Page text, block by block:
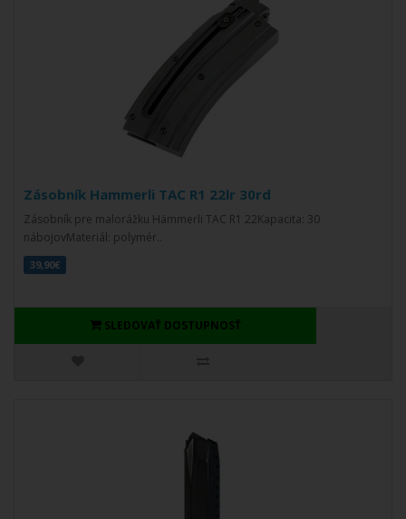
Zásobník Hammerli TAC R1 22lr 30rd
Zásobník pre malorážku Hämmerli TAC R1 22Kapacita: 30
nábojovMateriál: polymér..
39,90€
SLEDOVAŤ DOSTUPNOSŤ